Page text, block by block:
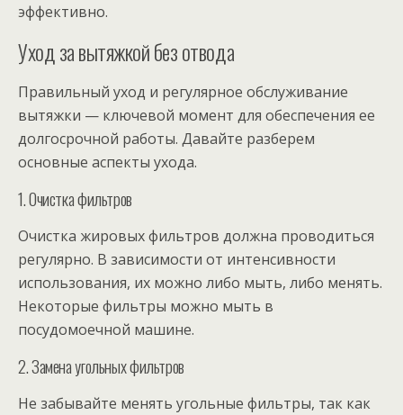
эффективно.
Уход за вытяжкой без отвода
Правильный уход и регулярное обслуживание
вытяжки — ключевой момент для обеспечения ее
долгосрочной работы. Давайте разберем
основные аспекты ухода.
1. Очистка фильтров
Очистка жировых фильтров должна проводиться
регулярно. В зависимости от интенсивности
использования, их можно либо мыть, либо менять.
Некоторые фильтры можно мыть в
посудомоечной машине.
2. Замена угольных фильтров
Не забывайте менять угольные фильтры, так как